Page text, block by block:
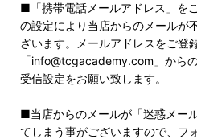
■「携帯電話メールアドレス」を
の設定により当店からのメールが
ざいます。メールアドレスをご登
「info@tcgacademy.com」から
受信設定をお願い致します。
■当店からのメールが「迷惑メー
てしまう事がございますので、フ